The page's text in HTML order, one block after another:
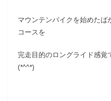
マウンテンバイクを始めたば
コースを
完走目的のロングライド感覚
(*^^*)